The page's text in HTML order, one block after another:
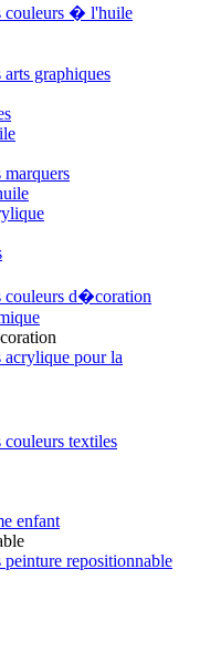
couleurs � l'huile
graphiques
couleurs d�coration
acrylique pour la
textiles
enfant
repositionnable